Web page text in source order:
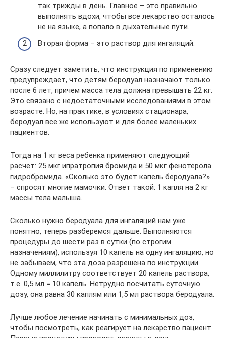
так трижды в день. Главное – это правильно
выполнять вдохи, чтобы все лекарство осталось
не на языке, а попало в дыхательные пути.
Вторая форма – это раствор для ингаляций.
Сразу следует заметить, что инструкция по применению
предупреждает, что детям беродуал назначают только
после 6 лет, причем масса тела должна превышать 22 кг.
Это связано с недостаточными исследованиями в этом
возрасте. Но, на практике, в условиях стационара,
беродуал все же используют и для более маленьких
пациентов.
Тогда на 1 кг веса ребенка применяют следующий
расчет: 25 мкг ипратропия бромида и 50 мкг фенотерола
гидробромида. «Сколько это будет капель беродуала?»
– спросят многие мамочки. Ответ такой: 1 капля на 2 кг
массы тела малыша.
Сколько нужно беродуала для ингаляций нам уже
понятно, теперь разберемся дальше. Выполняются
процедуры до шести раз в сутки (по строгим
назначениям), используя 10 капель на одну ингаляцию, но
не забываем, что эта доза разрешена по инструкции.
Одному миллилитру соответствует 20 капель раствора,
т.е. 0,5 мл = 10 капель. Нетрудно посчитать суточную
дозу, она равна 30 каплям или 1,5 мл раствора беродуала.
Лучше любое лечение начинать с минимальных доз,
чтобы посмотреть, как реагирует на лекарство пациент.